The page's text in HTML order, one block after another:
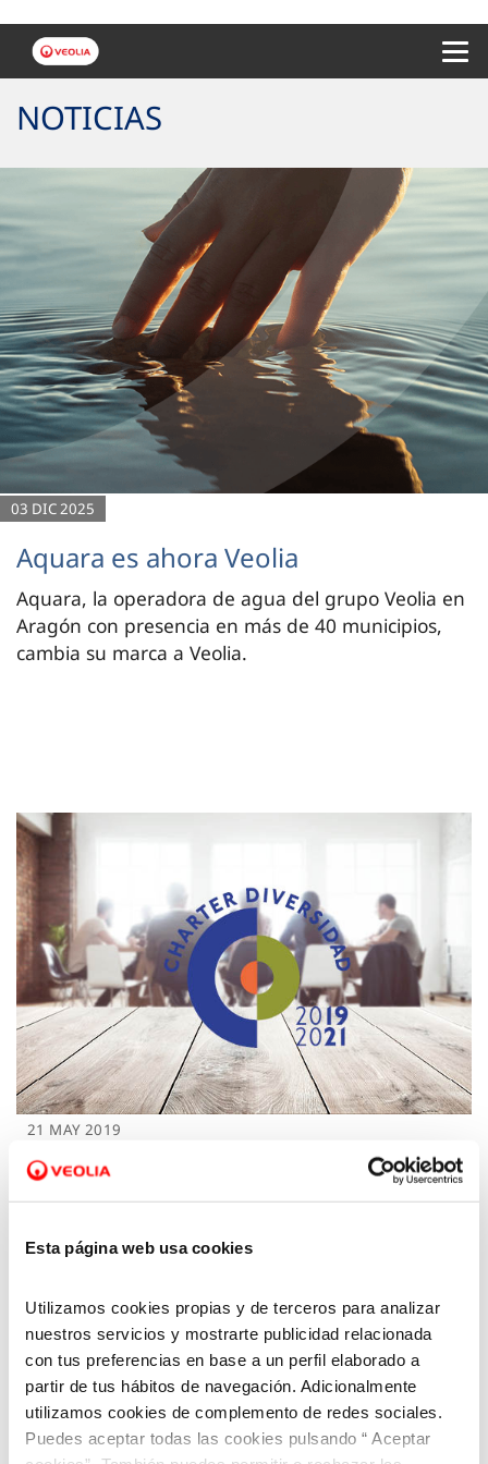
Esta página web usa cookies
Utilizamos cookies propias y de terceros para analizar
nuestros servicios y mostrarte publicidad relacionada
con tus preferencias en base a un perfil elaborado a
partir de tus hábitos de navegación. Adicionalmente
utilizamos cookies de complemento de redes sociales.
Puedes aceptar todas las cookies pulsando “ Aceptar
NOTICIAS
03 DIC 2025
Aquara es ahora Veolia
Aquara, la operadora de agua del grupo Veolia en
Aragón con presencia en más de 40 municipios,
cambia su marca a Veolia.
21 MAY 2019
Aquara renueva su compromiso con la
diversidad hasta 2021